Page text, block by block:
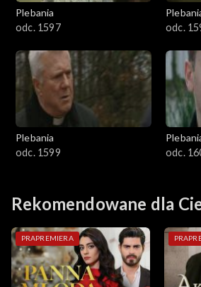
Plebania
odc. 1597
odc.
Plebania
odc. 1599
odc.
Rekomendowane dla
PRAPREMIERA